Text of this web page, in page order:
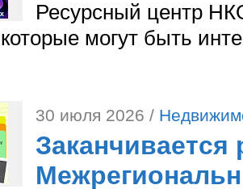
Ресурсный центр
могут быть
30 июля 2026 /
Заканчивается